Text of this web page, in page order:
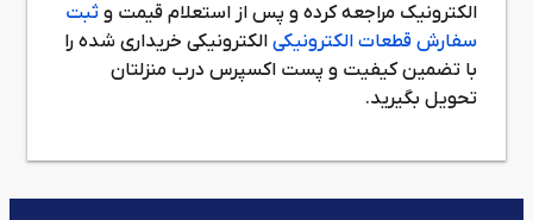
الکترونیک مراجعه کرده و پس از استعلام قیمت و ثبت
سفارش قطعات الکترونیکی الکترونیکی خریداری شده را
با تضمین کیفیت و پست اکسپرس درب منزلتان
تحویل بگیرید.